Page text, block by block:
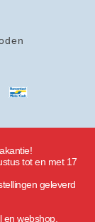
tot en met 17
geleverd
webshop.